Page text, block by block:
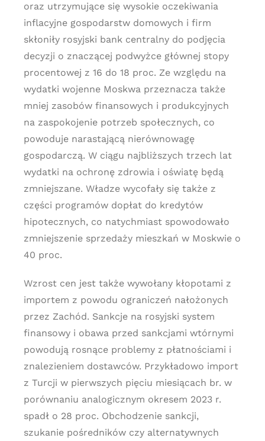
oraz utrzymujące się wysokie oczekiwania
inflacyjne gospodarstw domowych i firm
skłoniły rosyjski bank centralny do podjęcia
decyzji o znaczącej podwyżce głównej stopy
procentowej z 16 do 18 proc. Ze względu na
wydatki wojenne Moskwa przeznacza także
mniej zasobów finansowych i produkcyjnych
na zaspokojenie potrzeb społecznych, co
powoduje narastającą nierównowagę
gospodarczą. W ciągu najbliższych trzech lat
wydatki na ochronę zdrowia i oświatę będą
zmniejszane. Władze wycofały się także z
części programów dopłat do kredytów
hipotecznych, co natychmiast spowodowało
zmniejszenie sprzedaży mieszkań w Moskwie o
40 proc.
Wzrost cen jest także wywołany kłopotami z
importem z powodu ograniczeń nałożonych
przez Zachód. Sankcje na rosyjski system
finansowy i obawa przed sankcjami wtórnymi
powodują rosnące problemy z płatnościami i
znalezieniem dostawców. Przykładowo import
z Turcji w pierwszych pięciu miesiącach br. w
porównaniu analogicznym okresem 2023 r.
spadł o 28 proc. Obchodzenie sankcji,
szukanie pośredników czy alternatywnych